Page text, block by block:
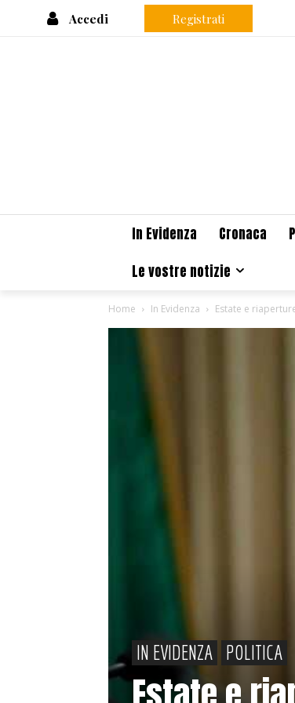
Accedi Registrati
In Evidenza Cronaca
Le vostre notizie
Home In Evidenza Estate e
IN EVIDENZA POLITICA